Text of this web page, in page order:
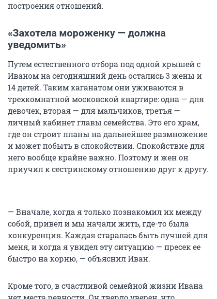
построения отношений.
«Захотела мороженку — должна
уведомить»
Путем естественного отбора под одной крышей с
Иваном на сегодняшний день остались 3 жены и
14 детей. Таким каганатом они уживаются в
трехкомнатной московской квартире: одна — для
девочек, вторая — для мальчиков, третья —
личный кабинет главы семейства. Это его храм,
где он строит планы на дальнейшее размножение
и может побыть в спокойствии. Спокойствие для
него вообще крайне важно. Поэтому и жен он
приучил к сестринскому отношению друг к другу.
— Вначале, когда я только познакомил их между
собой, привел и мы начали жить, где-то была
конкуренция. Каждая старалась быть лучшей для
меня, и когда я увидел эту ситуацию — пресек ее
быстро на корню, — объяснил Иван.
Кроме того, в счастливой семейной жизни Ивана